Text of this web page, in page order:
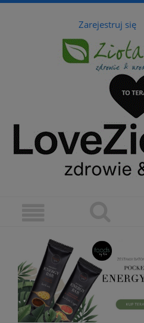
Zarejestruj się